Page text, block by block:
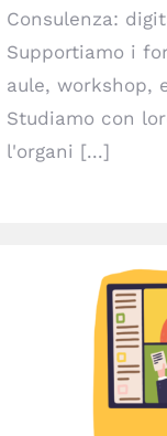
Consulenza:
Supportiamo i
aule, workshop,
Studiamo con
l'organi [...]
Formazione
strumenti,